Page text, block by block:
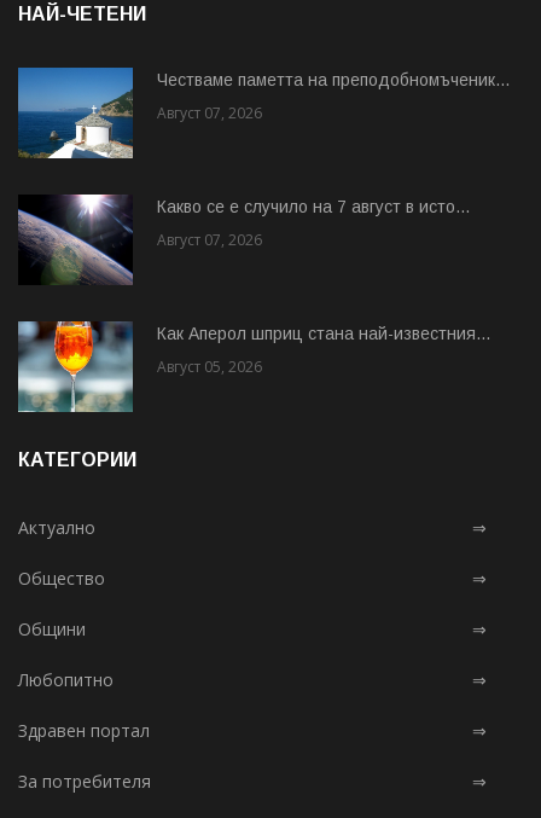
НАЙ-ЧЕТЕНИ
Честваме паметта на преподобномъченик...
Август 07, 2026
Какво се е случило на 7 август в исто...
Август 07, 2026
Как Аперол шприц стана най-известния...
Август 05, 2026
КАТЕГОРИИ
Актуално ⇒
Общество ⇒
Общини ⇒
Любопитно ⇒
Здравен портал ⇒
За потребителя ⇒